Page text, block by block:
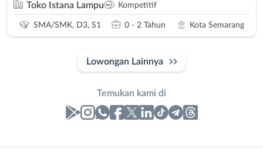
Toko Istana Lampu Kompetitif
SMA/SMK, D3, S1 0 - 2 Tahun Kota Semarang
Lowongan Lainnya
Temukan kami di